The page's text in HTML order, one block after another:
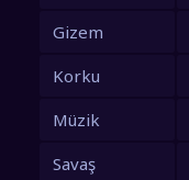
Gizem
Korku
Müzik
Savaş